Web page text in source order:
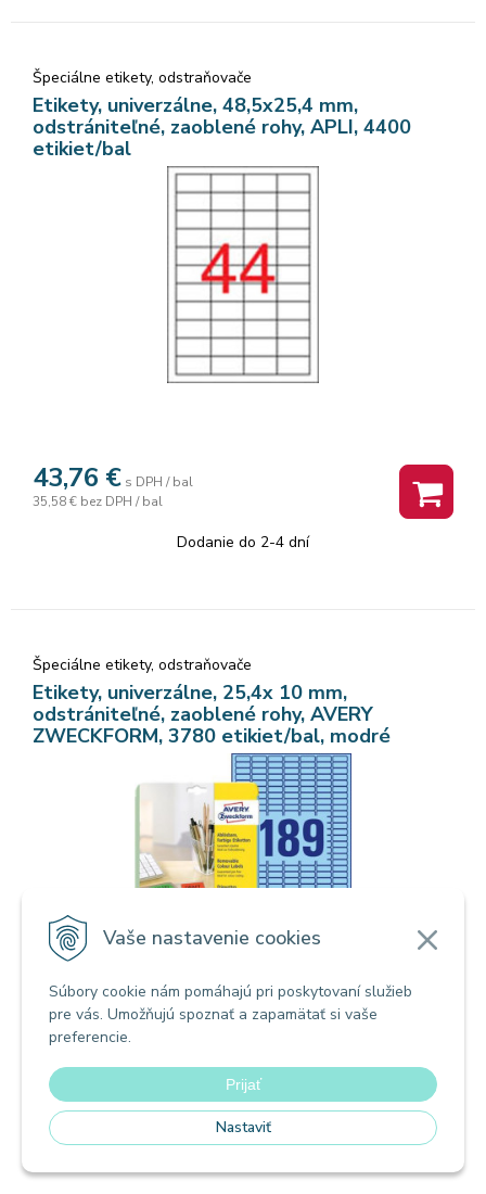
Vaše nastavenie cookies
Súbory cookie nám pomáhajú pri poskytovaní služieb
pre vás. Umožňujú spoznať a zapamätať si vaše
preferencie.
Prijať
Nastaviť
Špeciálne etikety, odstraňovače
Etikety, univerzálne, 48,5x25,4 mm,
odstrániteľné, zaoblené rohy, APLI, 4400
etikiet/bal
43,76 € s DPH / bal
35,58 € bez DPH / bal
Dodanie do 2-4 dní
Špeciálne etikety, odstraňovače
Etikety, univerzálne, 25,4x 10 mm,
odstrániteľné, zaoblené rohy, AVERY
ZWECKFORM, 3780 etikiet/bal, modré
25,06€s DPH / bal
20,37 €
Dodanie do 2-4 dní